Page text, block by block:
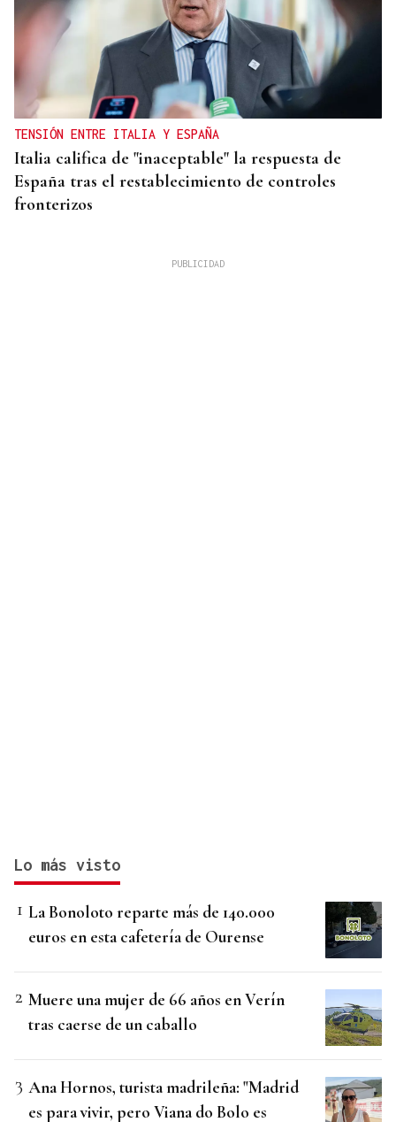
TENSIÓN ENTRE ITALIA Y ESPAÑA
Italia califica de "inaceptable" la respuesta de
España tras el restablecimiento de controles
fronterizos
Lo más visto
La Bonoloto reparte más de 140.000
euros en esta cafetería de Ourense
Muere una mujer de 66 años en Verín
tras caerse de un caballo
Ana Hornos, turista madrileña: "Madrid
es para vivir, pero Viana do Bolo es